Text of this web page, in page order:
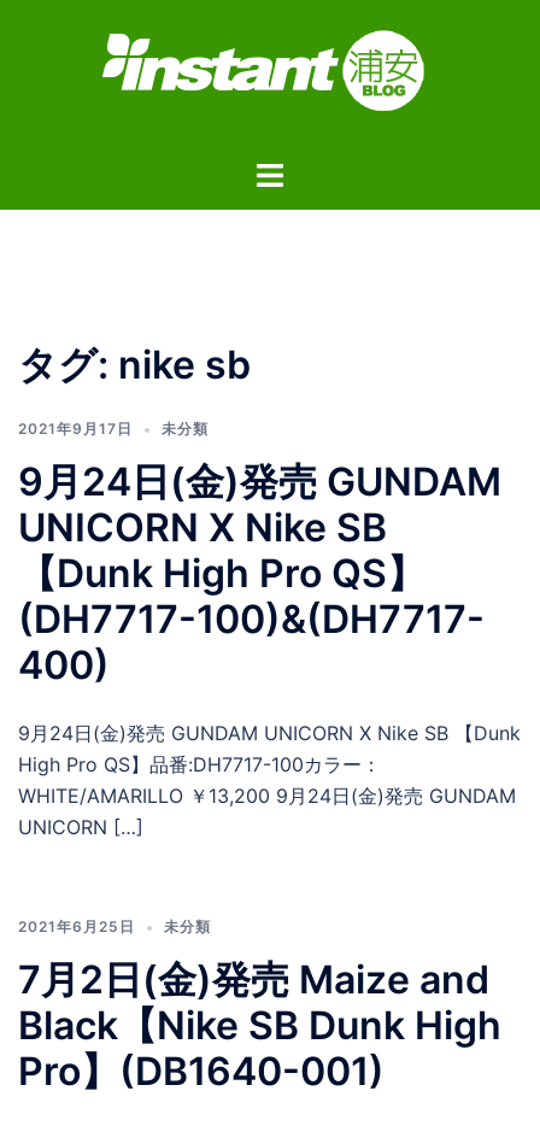
ト
タグ: nike sb
2021年9月17日 未分類
9月24日(金)発売 GUNDAM
UNICORN X Nike SB
【Dunk High Pro QS】
(DH7717-100)&(DH7717-
400)
9月24日(金)発売 GUNDAM UNICORN X Nike SB 【Dunk
High Pro QS】品番:DH7717-100カラー：
WHITE/AMARILLO ￥13,200 9月24日(金)発売 GUNDAM
UNICORN […]
2021年6月25日 未分類
7月2日(金)発売 Maize and
Black【Nike SB Dunk High
Pro】(DB1640-001)